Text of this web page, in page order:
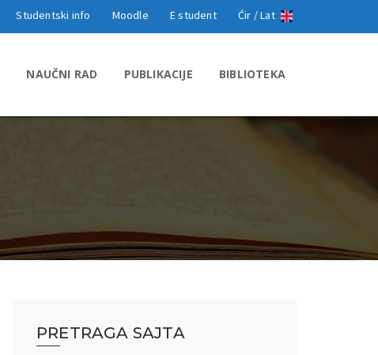
Studentski info Moodle E student Ćir /Lat
NAUČNI RAD PUBLIKACIJE BIBLIOTEKA
PRETRAGA SAJTA